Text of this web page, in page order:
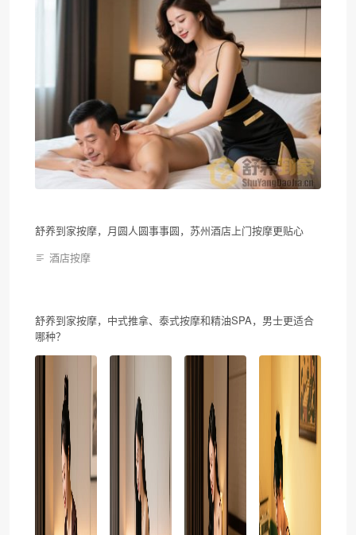
舒养到家按摩，月圆人圆事事圆，苏州酒店上门按摩更贴心
酒店按摩
舒养到家按摩，中式推拿、泰式按摩和精油SPA，男士更适合
哪种？